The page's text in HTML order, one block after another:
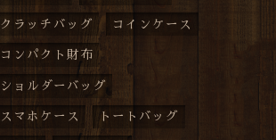
クラッチバッグ コインケース
コンパクト財布
ショルダーバッグ
スマホケース トートバッグ